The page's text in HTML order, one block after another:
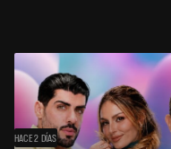
HACE 2 DÍAS